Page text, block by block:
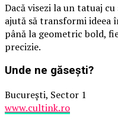
Dacă visezi la un tatuaj
ajută să transformi ideea
până la geometric bold,
precizie.
Unde ne găsești?
București, Sector 1
www.cultink.ro